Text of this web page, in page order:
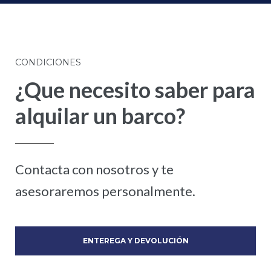
CONDICIONES
¿Que necesito saber para
alquilar un barco?
Contacta con nosotros y te
asesoraremos personalmente.
ENTEREGA Y DEVOLUCIÓN